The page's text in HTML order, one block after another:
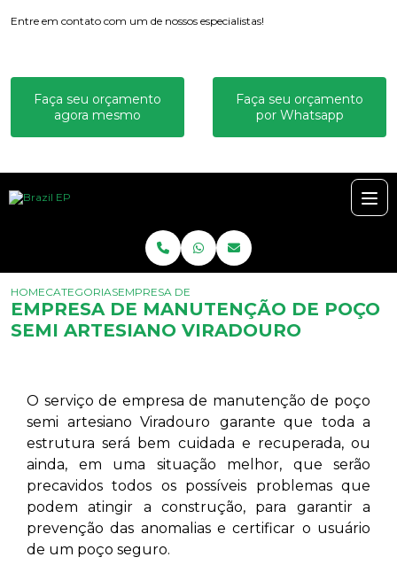
Entre em contato com um de nossos especialistas!
Faça seu orçamento
agora mesmo
Faça seu orçamento
por Whatsapp
HOMECATEGORIASEMPRESA DE MANUTENÇÃO DE POÇO SEMI
EMPRESA DE MANUTENÇÃO DE POÇO
SEMI ARTESIANO VIRADOURO
O serviço de empresa de manutenção de poço
semi artesiano Viradouro
garante que toda a
estrutura será bem cuidada e recuperada, ou
ainda, em uma situação melhor, que serão
precavidos todos os possíveis problemas que
podem atingir a construção, para garantir a
prevenção das anomalias e certificar o usuário
de um poço seguro.